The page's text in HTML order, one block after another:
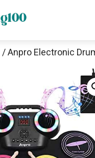
/ Anpro Electronic